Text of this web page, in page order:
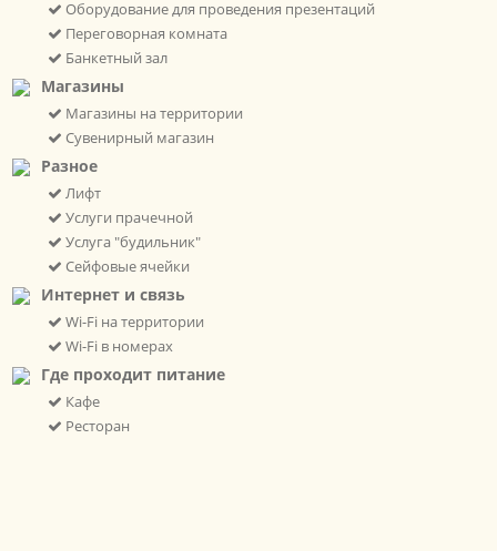
Оборудование для проведения презентаций
Переговорная комната
Банкетный зал
Магазины
Магазины на территории
Сувенирный магазин
Разное
Лифт
Услуги прачечной
Услуга "будильник"
Сейфовые ячейки
Интернет и связь
Wi-Fi на территории
Wi-Fi в номерах
Где проходит питание
Кафе
Ресторан